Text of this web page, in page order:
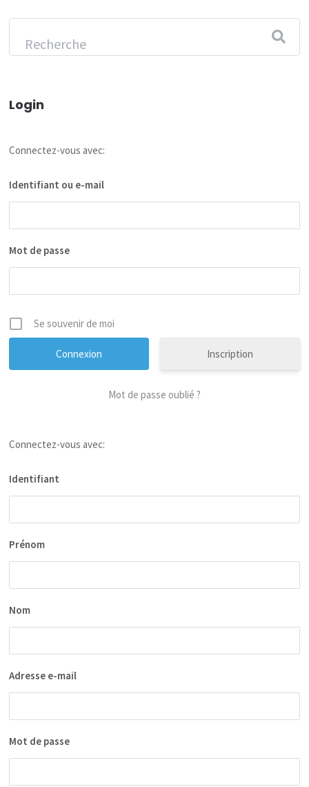
Login
Connectez-vous avec:
Identifiant ou e-mail
Mot de passe
Se souvenir de moi
Inscription
Mot de passe oublié ?
Connectez-vous avec:
Identifiant
Prénom
Nom
Adresse e-mail
Mot de passe